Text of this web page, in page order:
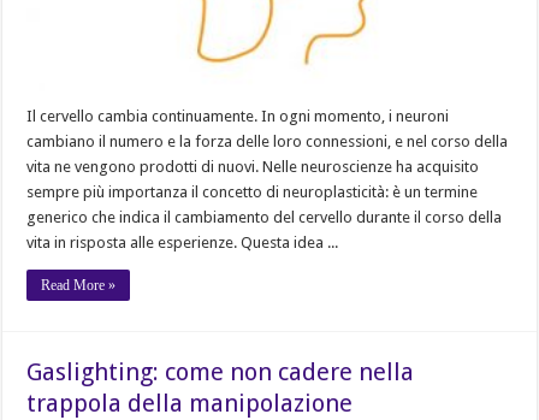
Il cervello cambia continuamente. In ogni momento, i neuroni
cambiano il numero e la forza delle loro connessioni, e nel corso della
vita ne vengono prodotti di nuovi. Nelle neuroscienze ha acquisito
sempre più importanza il concetto di neuroplasticità: è un termine
generico che indica il cambiamento del cervello durante il corso della
vita in risposta alle esperienze. Questa idea ...
Read More »
Gaslighting: come non cadere nella
trappola della manipolazione